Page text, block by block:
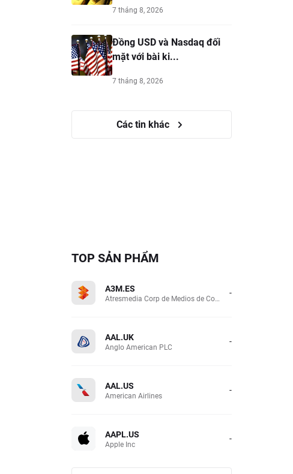
7 tháng 8, 2026
Đồng USD và Nasdaq đối
mặt với bài ki...
7 tháng 8, 2026
Các tin khác
TOP SẢN PHẨM
A3M.ES
Atresmedia Corp de Medios de Comunicacion SA -
AAL.UK
Anglo American PLC -
AAL.US
American Airlines -
AAPL.US
Apple Inc -